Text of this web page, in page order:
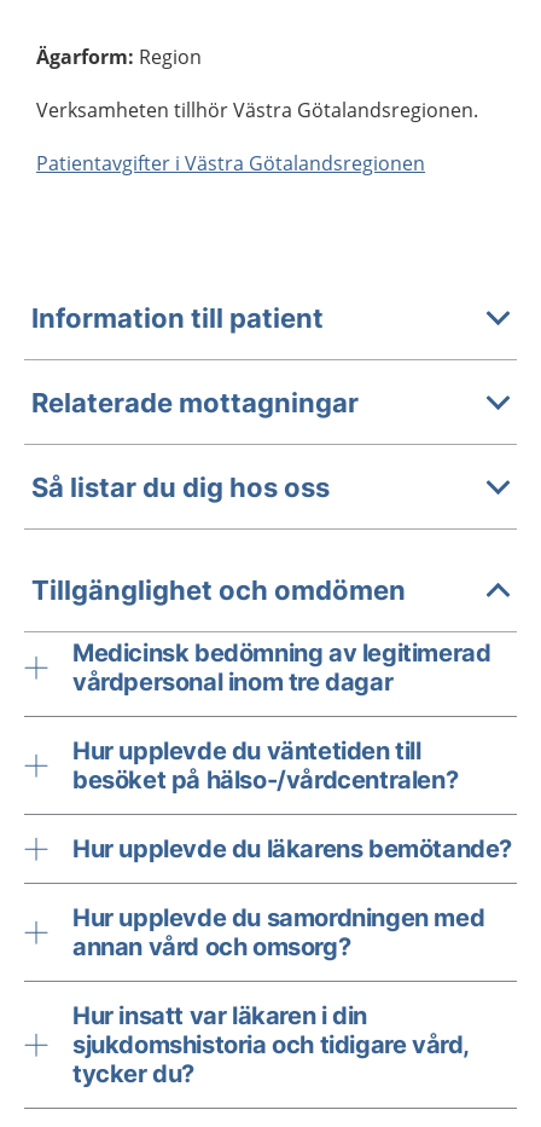
Ägarform: Region
Verksamheten tillhör Västra Götalandsregionen.
Patientavgifter i Västra Götalandsregionen
Information till patient
Relaterade mottagningar
Så listar du dig hos oss
Tillgänglighet och omdömen
Medicinsk bedömning av legitimerad
vårdpersonal inom tre dagar
Hur upplevde du väntetiden till
besöket på hälso-/vårdcentralen?
Hur upplevde du läkarens bemötande?
Hur upplevde du samordningen med
annan vård och omsorg?
Hur insatt var läkaren i din
sjukdomshistoria och tidigare vård,
tycker du?